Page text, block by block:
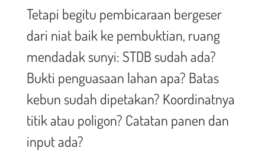
Tetapi begitu pembicaraan bergeser
dari niat baik ke pembuktian, ruang
mendadak sunyi: STDB sudah ada?
Bukti penguasaan lahan apa? Batas
kebun sudah dipetakan? Koordinatnya
titik atau poligon? Catatan panen dan
input ada?